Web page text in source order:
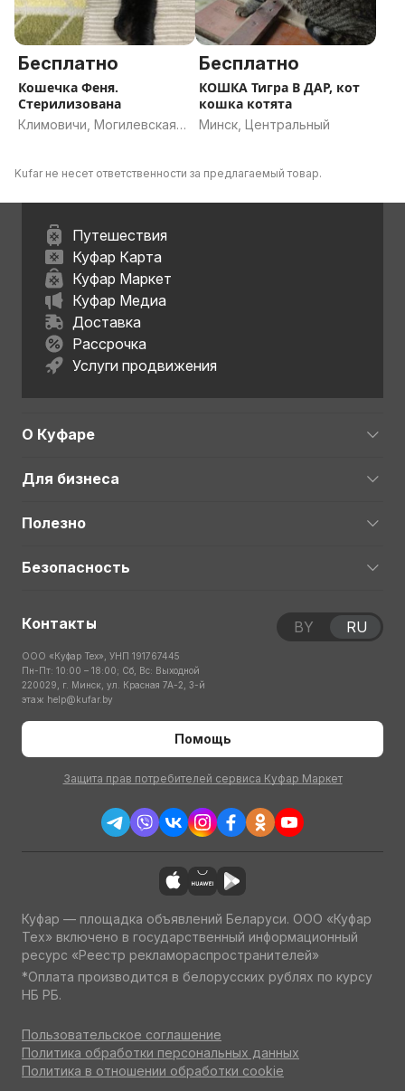
Бесплатно
Кошечка Феня.
Стерилизована
Климовичи, Могилевская
Бесплатно
КОШКА Тигра В ДАР, кот
кошка котята
Минск, Центральный
Kufar не несет ответственности за предлагаемый товар.
Путешествия
Куфар Карта
Куфар Маркет
Куфар Медиа
Доставка
Рассрочка
Услуги продвижения
О Куфаре
Для бизнеса
Полезно
Безопасность
Контакты
ООО «Куфар Тех», УНП 191767445
Пн-Пт: 10:00 – 18:00; Сб, Вс: Выходной
220029, г. Минск, ул. Красная 7А-2, 3-й
этаж help@kufar.by
Помощь
Защита прав потребителей сервиса Куфар Маркет
BY RU
Куфар — площадка объявлений Беларуси. ООО «Куфар
Тех» включено в государственный информационный
ресурс «Реестр рекламораспространителей»
*Оплата производится в белорусских рублях по курсу
НБ РБ.
Пользовательское соглашение
Политика обработки персональных данных
Политика в отношении обработки cookie